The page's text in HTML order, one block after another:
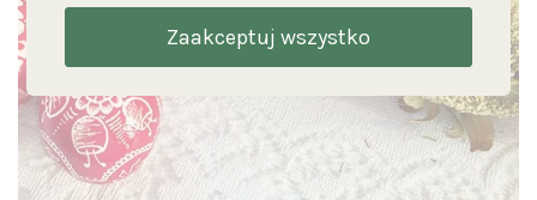
Zaakceptuj wszystko